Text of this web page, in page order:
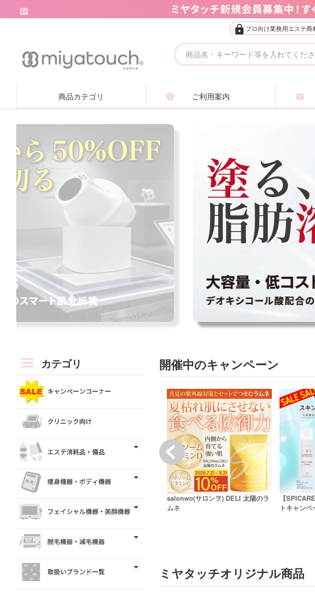
lock プロ向け業務用エステ商
商品カテゴリ
タオル・ガ
エステ消耗品・備品 アイラッシ
痩身機器・ボディ機器
フェイシャル機器・美顔機器
脱毛機器・減毛機器 インナービュ
取り扱いブランド一覧
ご利用案内
開催中のキャンペーン
salonwo(サロンヲ) DELI 太陽のラ
ムネ
【
トキャンペ
ミヤタッチオリジナル商品
カテゴリ